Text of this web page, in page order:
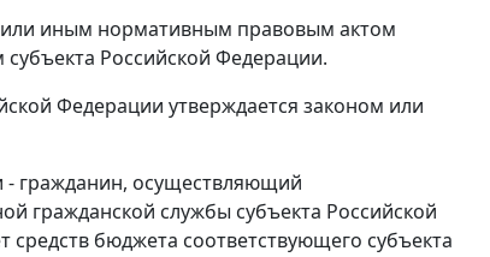
иным нормативным правовым актом
Российской Федерации.
Федерации утверждается законом или
- гражданин, осуществляющий
гражданской службы субъекта Российской
бюджета соответствующего субъекта